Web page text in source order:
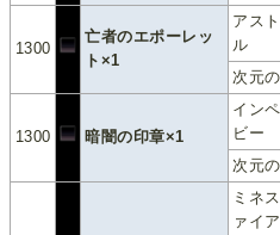
1300
亡者のエポーレッ
ト×1
アス
ル
次元
1300 暗闇の印章×1
イン
ビー
次元
ミネ
ァイ